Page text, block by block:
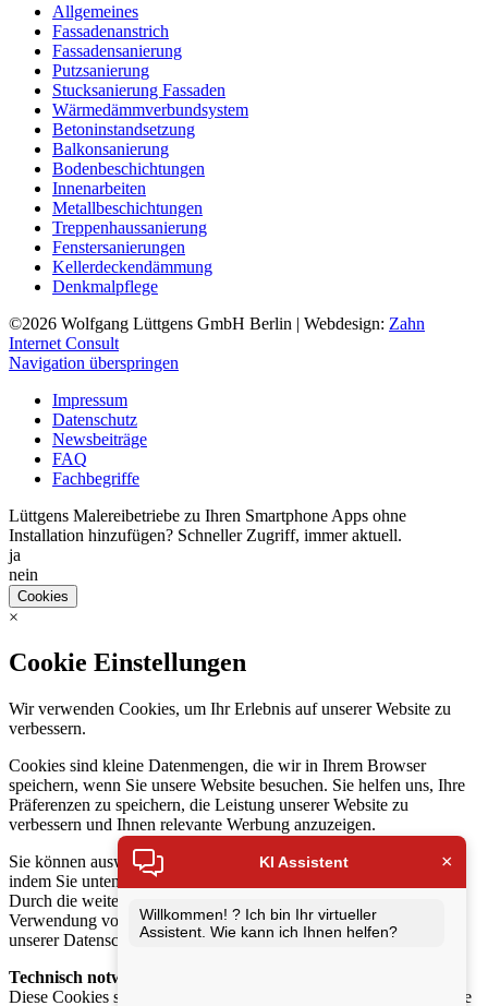
Allgemeines
Fassadenanstrich
Fassadensanierung
Putzsanierung
Stucksanierung Fassaden
Wärmedämmverbundsystem
Betoninstandsetzung
Balkonsanierung
Bodenbeschichtungen
Innenarbeiten
Metallbeschichtungen
Treppenhaussanierung
Fenstersanierungen
Kellerdeckendämmung
Denkmalpflege
©2026 Wolfgang Lüttgens GmbH Berlin | Webdesign: Zahn
Internet Consult
Navigation überspringen
Impressum
Datenschutz
Newsbeiträge
FAQ
Fachbegriffe
Lüttgens Malereibetriebe zu Ihren Smartphone Apps ohne
Installation hinzufügen? Schneller Zugriff, immer aktuell.
ja
nein
Cookies
×
Cookie Einstellungen
Wir verwenden Cookies, um Ihr Erlebnis auf unserer Website zu
verbessern.
Cookies sind kleine Datenmengen, die wir in Ihrem Browser
speichern, wenn Sie unsere Website besuchen. Sie helfen uns, Ihre
Präferenzen zu speichern, die Leistung unserer Website zu
verbessern und Ihnen relevante Werbung anzuzeigen.
Sie können auswählen, welche Cookies Sie akzeptieren möchten,
indem Sie unten auf die Schaltfläche „Auswahl anpassen“ klicken.
Durch die weitere Nutzung unserer Website stimmen Sie der
Verwendung von Cookies zu. Weitere Informationen finden Sie in
unserer Datenschutzerklärung.
Technisch notwendige Cookies
Diese Cookies sind für die Funktion unserer Website und Angebote
KI Assistent ×
Willkommen! ? Ich bin Ihr virtueller
Assistent. Wie kann ich Ihnen helfen?